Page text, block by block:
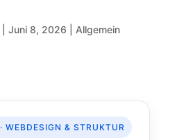
Juni 8, 2026 Allgemein
WEBDESIGN & STRUKTUR